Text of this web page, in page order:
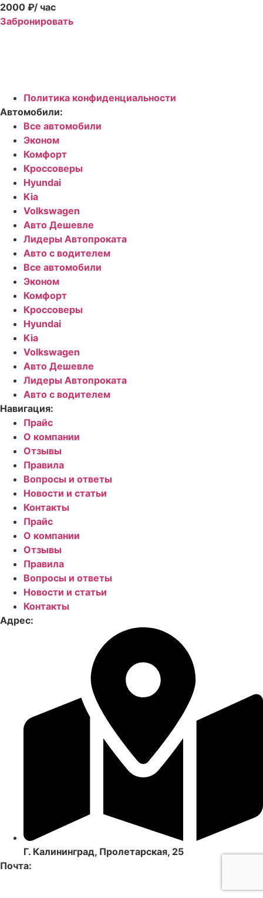
2000 ₽/ час
Забронировать
Политика конфиденциальности
Автомобили:
Все автомобили
Эконом
Комфорт
Кроссоверы
Hyundai
Kia
Volkswagen
Авто Дешевле
Лидеры Автопроката
Авто с водителем
Все автомобили
Эконом
Комфорт
Кроссоверы
Hyundai
Kia
Volkswagen
Авто Дешевле
Лидеры Автопроката
Авто с водителем
Навигация:
Прайс
О компании
Отзывы
Правила
Вопросы и ответы
Новости и статьи
Контакты
Прайс
О компании
Отзывы
Правила
Вопросы и ответы
Новости и статьи
Контакты
Адрес:
Г. Калининград, Пролетарская, 25
Почта: